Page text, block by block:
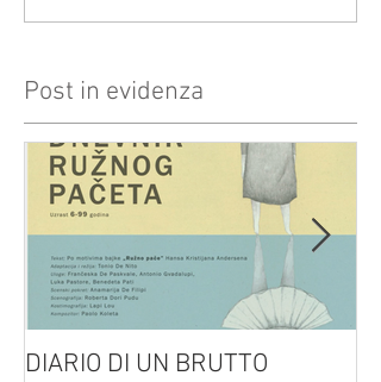
Post in evidenza
DIARIO DI UN BRUTTO